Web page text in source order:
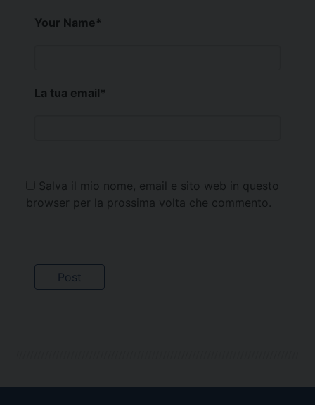
Your Name*
La tua email*
Salva il mio nome, email e sito web in questo
browser per la prossima volta che commento.